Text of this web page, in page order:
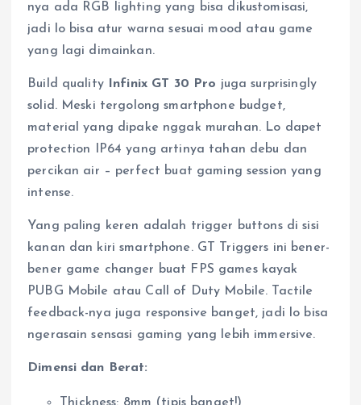
nya ada RGB lighting yang bisa dikustomisasi,
jadi lo bisa atur warna sesuai mood atau game
yang lagi dimainkan.
Build quality Infinix GT 30 Pro juga surprisingly
solid. Meski tergolong smartphone budget,
material yang dipake nggak murahan. Lo dapet
protection IP64 yang artinya tahan debu dan
percikan air – perfect buat gaming session yang
intense.
Yang paling keren adalah trigger buttons di sisi
kanan dan kiri smartphone. GT Triggers ini bener-
bener game changer buat FPS games kayak
PUBG Mobile atau Call of Duty Mobile. Tactile
feedback-nya juga responsive banget, jadi lo bisa
ngerasain sensasi gaming yang lebih immersive.
Dimensi dan Berat: